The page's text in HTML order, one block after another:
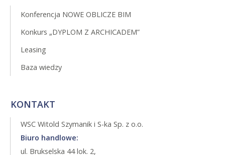
Konferencja NOWE OBLICZE BIM
Konkurs „DYPLOM Z ARCHICADEM”
Leasing
Baza wiedzy
KONTAKT
WSC Witold Szymanik i S-ka Sp. z o.o.
Biuro handlowe:
ul. Brukselska 44 lok. 2,